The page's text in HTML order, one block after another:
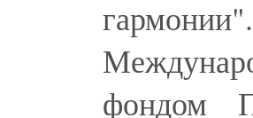
фондом